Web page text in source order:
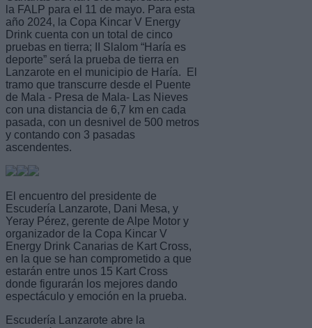
la FALP para el 11 de mayo. Para esta
año 2024, la Copa Kincar V Energy
Drink cuenta con un total de cinco
pruebas en tierra; II Slalom “Haría es
deporte” será la prueba de tierra en
Lanzarote en el municipio de Haría. El
tramo que transcurre desde el Puente
de Mala - Presa de Mala- Las Nieves
con una distancia de 6,7 km en cada
pasada, con un desnivel de 500 metros
y contando con 3 pasadas
ascendentes.
El encuentro del presidente de
Escudería Lanzarote, Dani Mesa, y
Yeray Pérez, gerente de Alpe Motor y
organizador de la Copa Kincar V
Energy Drink Canarias de Kart Cross,
en la que se han comprometido a que
estarán entre unos 15 Kart Cross
donde figurarán los mejores dando
espectáculo y emoción en la prueba.
Escudería Lanzarote abre la